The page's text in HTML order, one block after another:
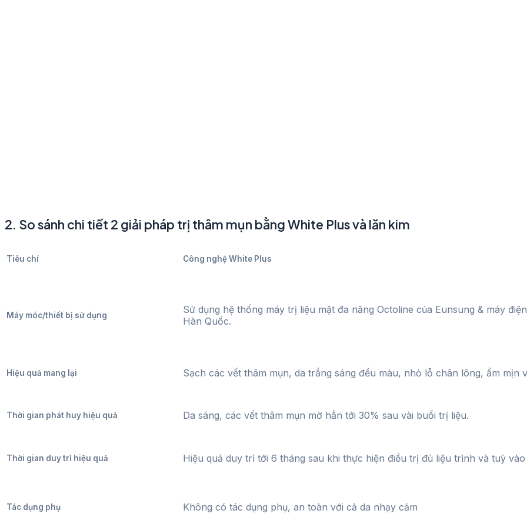
2. So sánh chi tiết 2 giải pháp trị thâm mụn bằng White Plus và lăn kim
Tiêu chí Công nghệ White Plus
Máy móc/thiết bị sử dụng
Sử dụng hệ thống máy trị liệu mặt đa năng Octoline của Eunsung & máy
Hàn Quốc.
Hiệu quả mang lại Sạch các vết thâm mụn, da trắng sáng đều màu, nhỏ lỗ chân lông, ẩm mịn
Thời gian phát huy hiệu quả Da sáng, các vết thâm mụn mờ hẳn tới 30% sau vài buổi trị liệu.
Thời gian duy trì hiệu quả Hiệu quả duy trì tới 6 tháng sau khi thực hiện điều trị đủ liệu trình và tuỳ
Tác dụng phụ Không có tác dụng phụ, an toàn với cả da nhạy cảm